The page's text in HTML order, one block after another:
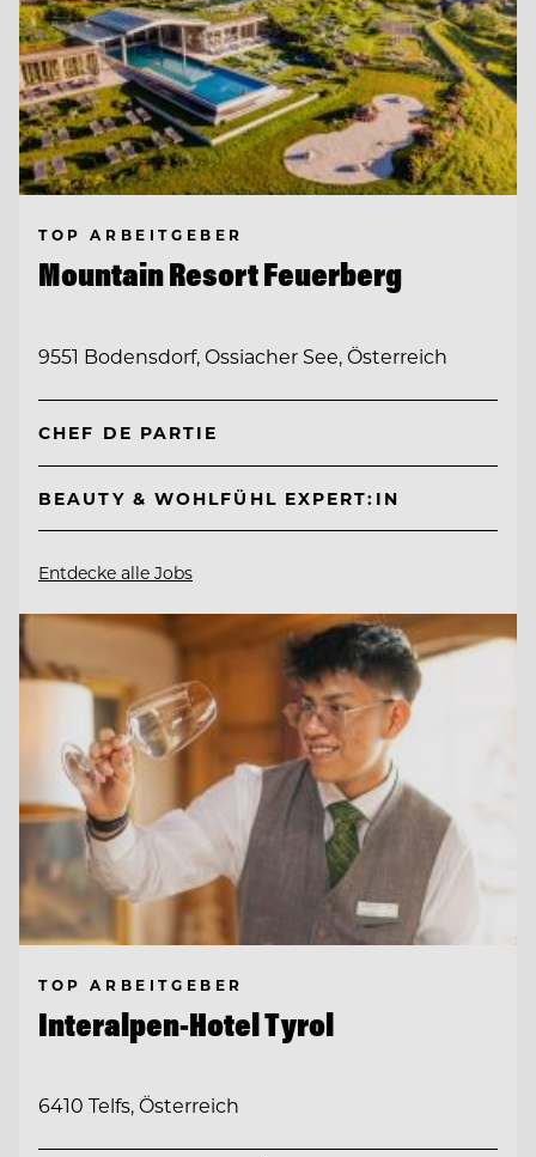
TOP ARBEITGEBER
Mountain Resort Feuerberg
9551 Bodensdorf, Ossiacher See, Österreich
CHEF DE PARTIE
BEAUTY & WOHLFÜHL EXPERT:IN
Entdecke alle Jobs
TOP ARBEITGEBER
Interalpen-Hotel Tyrol
6410 Telfs, Österreich